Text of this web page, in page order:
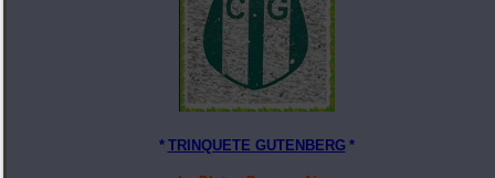
* TRINQUETE GUTENBERG *